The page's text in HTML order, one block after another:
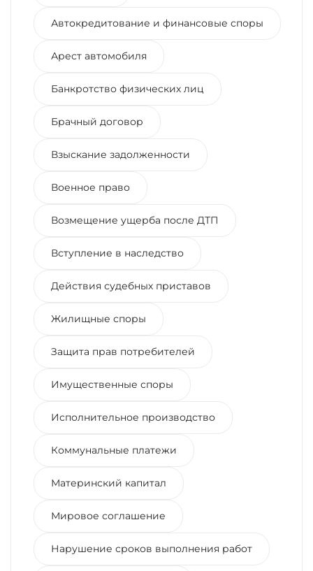
Автокредитование и финансовые споры
Арест автомобиля
Банкротство физических лиц
Брачный договор
Взыскание задолженности
Военное право
Возмещение ущерба после ДТП
Вступление в наследство
Действия судебных приставов
Жилищные споры
Защита прав потребителей
Имущественные споры
Исполнительное производство
Коммунальные платежи
Материнский капитал
Мировое соглашение
Нарушение сроков выполнения работ